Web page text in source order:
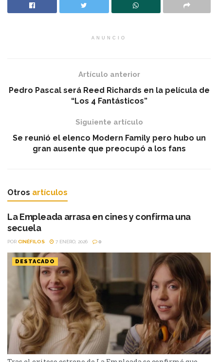
ANUNCIO
Artículo anterior
Pedro Pascal será Reed Richards en la película de
“Los 4 Fantásticos”
Siguiente artículo
Se reunió el elenco Modern Family pero hubo un
gran ausente que preocupó a los fans
Otros artículos
La Empleada arrasa en cines y confirma una
secuela
POR CINÉFILOS 7 ENERO, 2026 0
DESTACADO